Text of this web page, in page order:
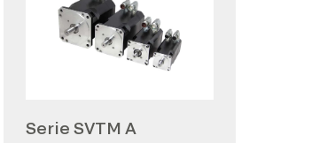
Serie SVTM A